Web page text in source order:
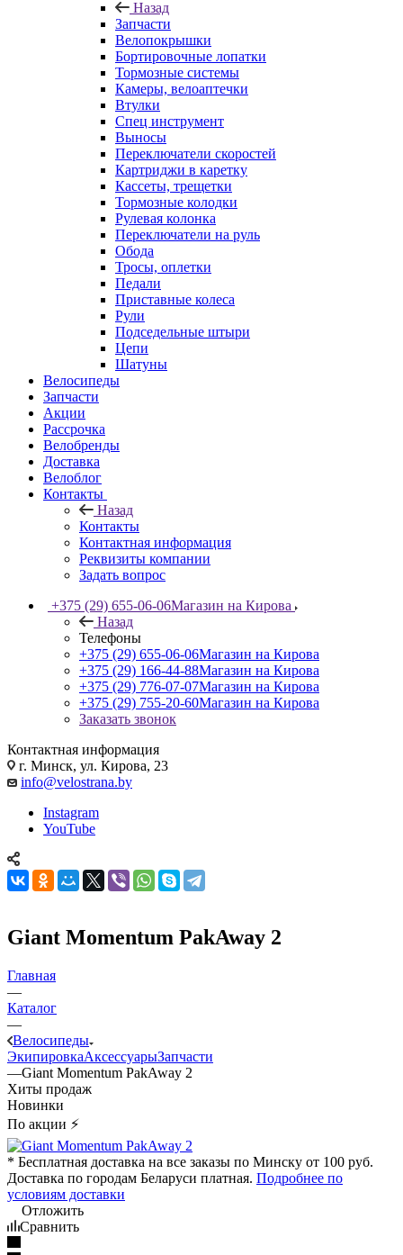
Назад
Запчасти
Велопокрышки
Бортировочные лопатки
Тормозные системы
Камеры, велоаптечки
Втулки
Спец инструмент
Выносы
Переключатели скоростей
Картриджи в каретку
Кассеты, трещетки
Тормозные колодки
Рулевая колонка
Переключатели на руль
Обода
Тросы, оплетки
Педали
Приставные колеса
Рули
Подседельные штыри
Цепи
Шатуны
Велосипеды
Запчасти
Акции
Рассрочка
Велобренды
Доставка
Велоблог
Контакты
Назад
Контакты
Контактная информация
Реквизиты компании
Задать вопрос
+375 (29) 655-06-06Магазин на Кирова
Назад
Телефоны
+375 (29) 655-06-06Магазин на Кирова
+375 (29) 166-44-88Магазин на Кирова
+375 (29) 776-07-07Магазин на Кирова
+375 (29) 755-20-60Магазин на Кирова
Заказать звонок
Контактная информация
г. Минск, ул. Кирова, 23
info@velostrana.by
Instagram
YouTube
Giant Momentum PakAway 2
Главная
—
Каталог
—
Велосипеды
ЭкипировкаАксессуарыЗапчасти
—Giant Momentum PakAway 2
Хиты продаж
Новинки
По акции ⚡
* Бесплатная доставка на все заказы по Минску от 100 руб.
Доставка по городам Беларуси платная. Подробнее по
условиям доставки
Отложить
Сравнить